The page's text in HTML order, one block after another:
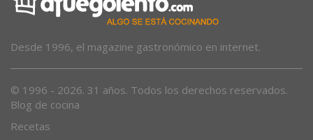
Desde 1996, el magazine gastronómico en internet.
© 1996 - 2026. 31 años. Todos los derechos reservados.
Blog de cocina
Recetas